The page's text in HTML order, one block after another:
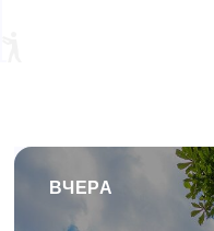
ВЧЕРА